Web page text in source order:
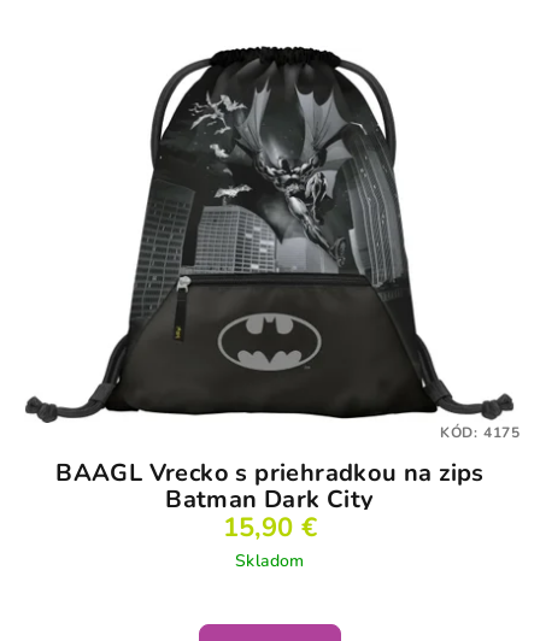
BAAGL Vrecko s priehradkou na zips
Batman Dark City
15,90 €
Skladom
KÓD: 4175